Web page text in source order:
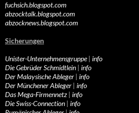
fuchsich.blogspot.com
abzocktalk.blogspot.com
abzocknews.blogspot.com
Sicherungen
Unister-Unternehmensgruppe| info
Die Gebrüder Schmidtlein | info
Der Malaysische Ableger | info
Der Münchener Ableger | info
Das Mega-Firmennetz | info
Die Swiss-Connection | info